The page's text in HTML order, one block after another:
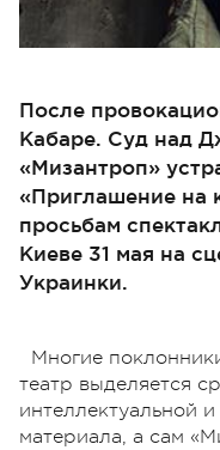
После
Кабаре. Суд над
«Мизантроп»
«Приглашение на
просьбам
Киеве 31 мая на
Украинки.
Многие
театр выделяется
интеллектуальной
материала, а сам